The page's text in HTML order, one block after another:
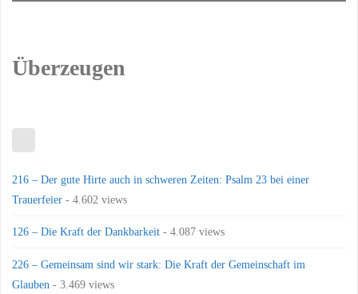
Überzeugen
216 – Der gute Hirte auch in schweren Zeiten: Psalm 23 bei einer
Trauerfeier - 4.602 views
126 – Die Kraft der Dankbarkeit - 4.087 views
226 – Gemeinsam sind wir stark: Die Kraft der Gemeinschaft im
Glauben - 3.469 views